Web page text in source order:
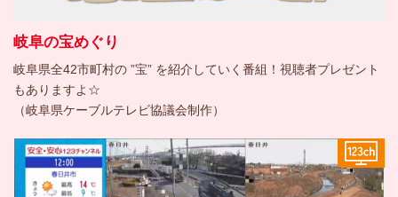
岐阜の宝めぐり
岐阜県全42市町村の ”宝” を紹介していく番組！視聴者プレゼント
もありますよ☆
（岐阜県ケーブルテレビ協議会制作）